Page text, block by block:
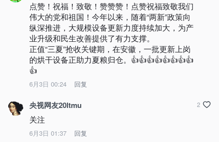
点赞！祝福！致敬！赞赞赞！点赞祝福致敬我们
伟大的党和祖国！今年以来，随着“两新”政策向
纵深推进，大规模设备更新力度持续加大，为产
业升级和民生改善提供了有力支撑。
正值“三夏”抢收关键期，在安徽，一批更新上岗
的烘干设备正助力夏粮归仓。👍👍👍👍👍👍👍👍
👍
6月3日 00:24 回复
央视网友20ltmu
关注
6月3日 01:37 回复
2